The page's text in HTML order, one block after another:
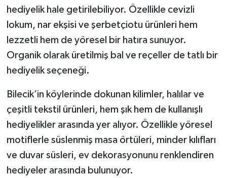
hediyelik hale getirilebiliyor. Özellikle cevizli
lokum, nar ekşisi ve şerbetçiotu ürünleri hem
lezzetli hem de yöresel bir hatıra sunuyor.
Organik olarak üretilmiş bal ve reçeller de tatlı bir
hediyelik seçeneği.
Bilecik’in köylerinde dokunan kilimler, halılar ve
çeşitli tekstil ürünleri, hem şık hem de kullanışlı
hediyelikler arasında yer alıyor. Özellikle yöresel
motiflerle süslenmiş masa örtüleri, minder kılıfları
ve duvar süsleri, ev dekorasyonunu renklendiren
hediyeler arasında bulunuyor.